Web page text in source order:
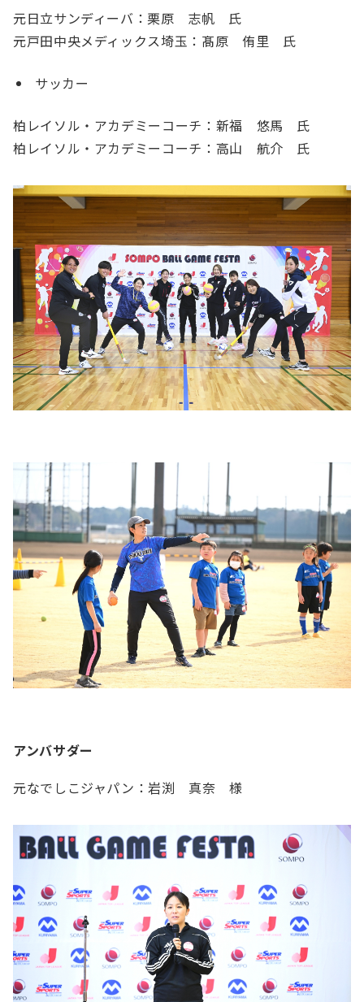
元日立サンディーバ：栗原 志帆 氏
元戸田中央メディックス埼玉：髙原 侑里 氏
サッカー
柏レイソル・アカデミーコーチ：新福 悠馬 氏
柏レイソル・アカデミーコーチ：高山 航介 氏
アンバサダー
元なでしこジャパン：岩渕 真奈 様